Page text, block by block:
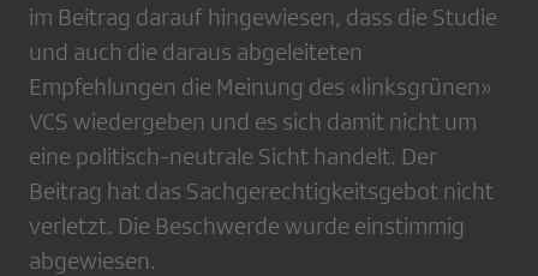
im Beitrag darauf hingewiesen, dass die Studie
und auch die daraus abgeleiteten
Empfehlungen die Meinung des «linksgrünen»
VCS wiedergeben und es sich damit nicht um
eine politisch-neutrale Sicht handelt. Der
Beitrag hat das Sachgerechtigkeitsgebot nicht
verletzt. Die Beschwerde wurde einstimmig
abgewiesen.